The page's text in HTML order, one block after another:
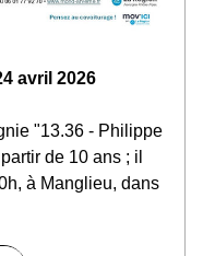
avril 2026
"13.36 - Philippe
de 10 ans ; il
à Manglieu, dans